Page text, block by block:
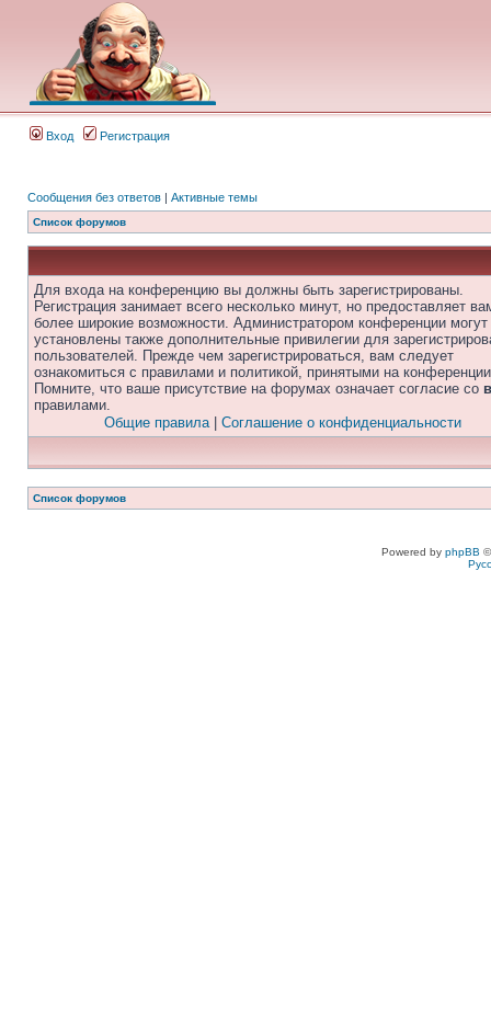
Вход Регистрация
Сообщения без ответов | Активные темы
Список форумов
Для входа на конференцию вы должны быть зарегистрированы.
Регистрация занимает всего несколько минут, но предоставляет
более широкие возможности. Администратором конференции
установлены также дополнительные привилегии для
пользователей. Прежде чем зарегистрироваться, вам следует
ознакомиться с правилами и политикой, принятыми на
Помните, что ваше присутствие на форумах означает согласие со
правилами.
Общие правила| Соглашение о конфиденциальности
Список форумов
Powered by phpBB